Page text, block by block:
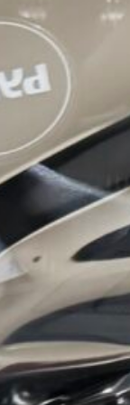
ったので購入し